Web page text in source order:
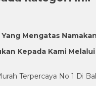
Mengatas
Kepada Kami
Terpercaya No 1 Di